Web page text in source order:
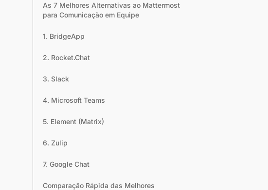
As 7 Melhores Alternativas ao Mattermost
para Comunicação em Equipe
1. BridgeApp
2. Rocket.Chat
3. Slack
4. Microsoft Teams
5. Element (Matrix)
6. Zulip
7. Google Chat
Comparação Rápida das Melhores